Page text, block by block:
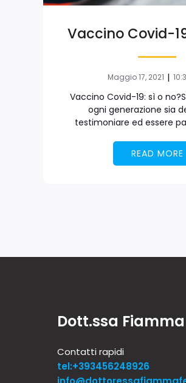
Vaccino Covid-
Maggio 17, 2021 |
Vaccino Covid-19: sì o
ogni generazione sia
testimoniare ed essere
READ MORE
Dott.ssa
Contatti rapidi
tel:+393456248926